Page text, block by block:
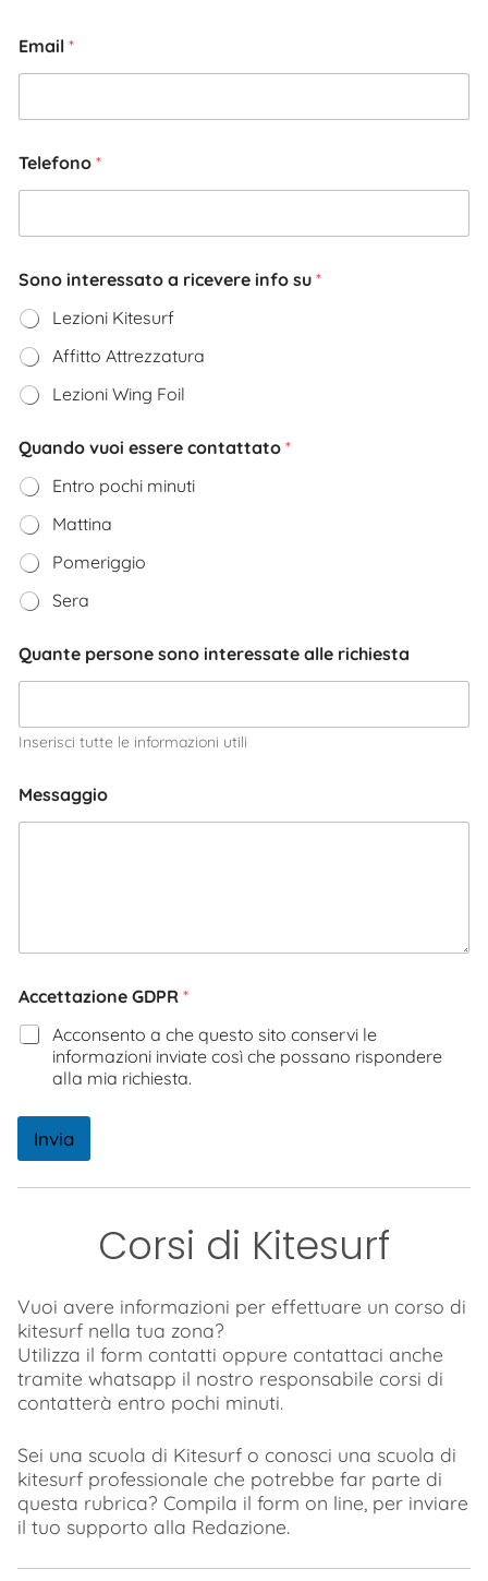
Email *
Telefono *
Sono interessato a ricevere info su *
Lezioni Kitesurf
Affitto Attrezzatura
Lezioni Wing Foil
Quando vuoi essere contattato *
Entro pochi minuti
Mattina
Pomeriggio
Sera
Quante persone sono interessate alle richiesta
Inserisci tutte le informazioni utili
Messaggio
Accettazione GDPR *
Acconsento a che questo sito conservi le
informazioni inviate così che possano rispondere
alla mia richiesta.
Invia
Corsi di Kitesurf
Vuoi avere informazioni per effettuare un corso di
kitesurf nella tua zona?
Utilizza il form contatti oppure contattaci anche
tramite whatsapp il nostro responsabile corsi di
contatterà entro pochi minuti.
Sei una scuola di Kitesurf o conosci una scuola di
kitesurf professionale che potrebbe far parte di
questa rubrica? Compila il form on line, per inviare
il tuo supporto alla Redazione.